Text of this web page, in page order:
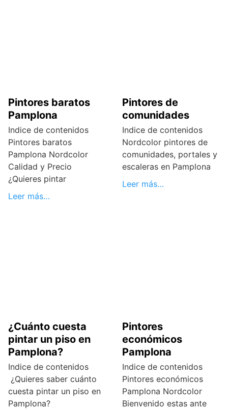
Pintores baratos
Pamplona
Indice de contenidos
Pintores baratos
Pamplona Nordcolor
Calidad y Precio
¿Quieres pintar
Leer más…
Pintores de
comunidades
Indice de contenidos
Nordcolor pintores de
comunidades, portales y
escaleras en Pamplona
Leer más…
¿Cuánto cuesta
pintar un piso en
Pamplona?
Indice de contenidos
¿Quieres saber cuánto
cuesta pintar un piso en
Pamplona?
Pintores
económicos
Pamplona
Indice de contenidos
Pintores económicos
Pamplona Nordcolor
Bienvenido estas ante